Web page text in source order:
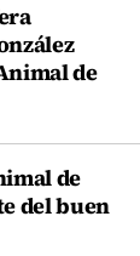
de
de
del buen